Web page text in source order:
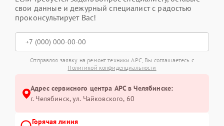
свои данные и дежурный специалист с радостью
проконсультирует Вас!
Отправляя заявку на ремонт техники APC, Вы соглашаетесь с
Политикой конфиденциальности
Адрес сервисного центра APC в Челябинске:
г. Челябинск, ул. Чайковского, 60
Горячая линия